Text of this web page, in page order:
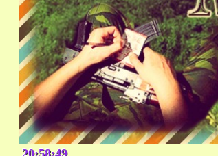
20:58:50